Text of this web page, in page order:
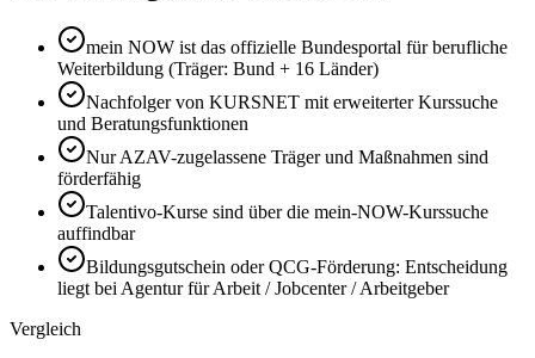
mein NOW ist das offizielle Bundesportal für berufliche
Weiterbildung (Träger: Bund + 16 Länder)
Nachfolger von KURSNET mit erweiterter Kurssuche
und Beratungsfunktionen
Nur AZAV-zugelassene Träger und Maßnahmen sind
förderfähig
Talentivo-Kurse sind über die mein-NOW-Kurssuche
auffindbar
Bildungsgutschein oder QCG-Förderung: Entscheidung
liegt bei Agentur für Arbeit / Jobcenter / Arbeitgeber
Vergleich